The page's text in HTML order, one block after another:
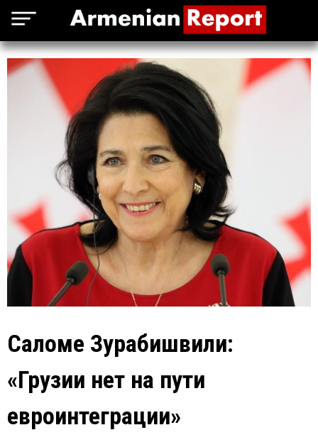
Саломе Зурабишвили:
«Грузии нет на пути
евроинтеграции»